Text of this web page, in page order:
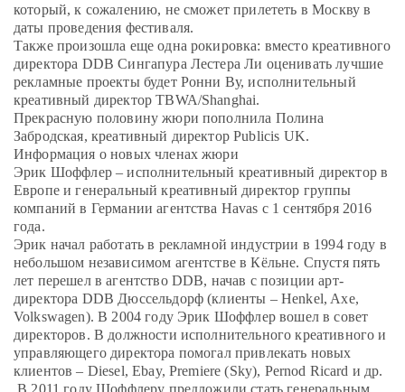
ENTER
который, к сожалению, не сможет прилететь в Москву в
даты проведения фестиваля.
Также произошла еще одна рокировка: вместо креативного
директора DDB Сингапура Лестера Ли оценивать лучшие
рекламные проекты будет Ронни Ву, исполнительный
креативный директор TBWA/Shanghai.
Прекрасную половину жюри пополнила Полина
Забродская, креативный директор Publicis UK.
Информация о новых членах жюри
Эрик Шоффлер – исполнительный креативный директор в
Европе и генеральный креативный директор группы
компаний в Германии агентства Havas с 1 сентября 2016
года.
Эрик начал работать в рекламной индустрии в 1994 году в
небольшом независимом агентстве в Кёльне. Спустя пять
лет перешел в агентство DDB, начав с позиции арт-
директора DDB Дюссельдорф (клиенты – Henkel, Axe,
Volkswagen). В 2004 году Эрик Шоффлер вошел в совет
директоров. В должности исполнительного креативного и
управляющего директора помогал привлекать новых
клиентов – Diesel, Ebay, Premiere (Sky), Pernod Ricard и др.
В 2011 году Шоффлеру предложили стать генеральным